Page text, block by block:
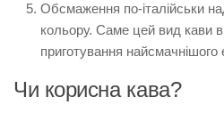
Обсмаження по-італійськи
кольору. Саме цей вид кави
приготування найсмачнішого
Чи корисна кава?